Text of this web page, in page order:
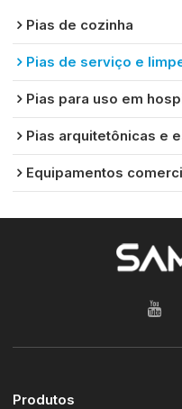
Pias de cozinha
Pias de serviço e
Pias para uso em
Pias arquitetônicas e
Equipamentos
Produtos